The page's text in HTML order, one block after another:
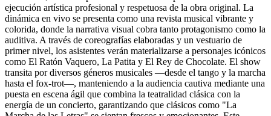
ejecución artística profesional y respetuosa de la obra original. La
dinámica en vivo se presenta como una revista musical vibrante y
colorida, donde la narrativa visual cobra tanto protagonismo como la
auditiva. A través de coreografías elaboradas y un vestuario de
primer nivel, los asistentes verán materializarse a personajes icónicos
como El Ratón Vaquero, La Patita y El Rey de Chocolate. El show
transita por diversos géneros musicales —desde el tango y la marcha
hasta el fox-trot—, manteniendo a la audiencia cautiva mediante una
puesta en escena ágil que combina la teatralidad clásica con la
energía de un concierto, garantizando que clásicos como "La